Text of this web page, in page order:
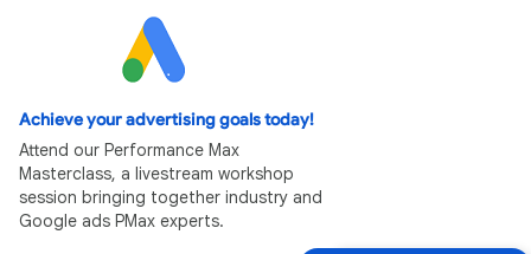
Achieve your advertising goals today!
Attend our Performance Max
Masterclass, a livestream workshop
session bringing together industry and
Google ads PMax experts.